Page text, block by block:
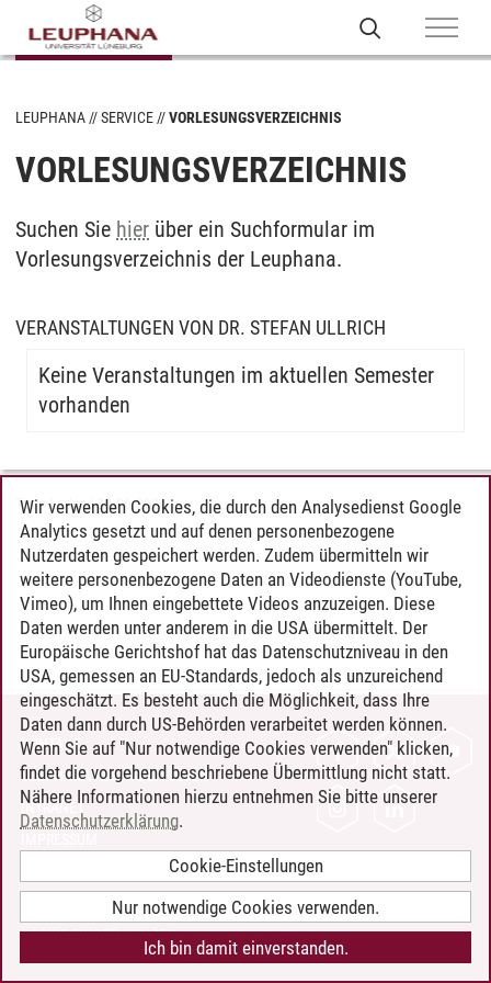
LEUPHANA SERVICE VORLESUNGSVERZEICHNIS
VORLESUNGSVERZEICHNIS
Suchen Sie hier über ein Suchformular im
Vorlesungsverzeichnis der Leuphana.
VERANSTALTUNGEN VON DR. STEFAN ULLRICH
Keine Veranstaltungen im aktuellen Semester
vorhanden
Timo Leder/30.06.2024
KONTAKT
LEUPHANA ALS ARBEITGEBER
INTRANET
BARRIEREFREIHEIT
COOKIE-EINSTELLUNGEN
Wir verwenden Cookies, die durch den Analysedienst Google
Analytics gesetzt und auf denen personenbezogene
Nutzerdaten gespeichert werden. Zudem übermitteln wir
weitere personenbezogene Daten an Videodienste (YouTube,
Vimeo), um Ihnen eingebettete Videos anzuzeigen. Diese
Daten werden unter anderem in die USA übermittelt. Der
Europäische Gerichtshof hat das Datenschutzniveau in den
USA, gemessen an EU-Standards, jedoch als unzureichend
eingeschätzt. Es besteht auch die Möglichkeit, dass Ihre
Daten dann durch US-Behörden verarbeitet werden können.
Wenn Sie auf "Nur notwendige Cookies verwenden" klicken,
findet die vorgehend beschriebene Übermittlung nicht statt.
Nähere Informationen hierzu entnehmen Sie bitte unserer
Datenschutzerklärung.
Cookie-Einstellungen
Nur notwendige Cookies verwenden.
Ich bin damit einverstanden.